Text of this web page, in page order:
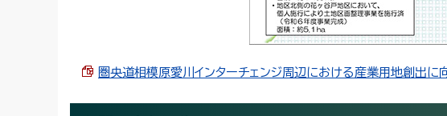
圏央道相模原愛川インターチェンジ周辺における産業用地創出